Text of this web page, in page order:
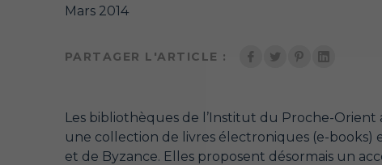
Mars 2014
PARTAGER L'ARTICLE :
Les bibliothèques de l’Institut du Proche-
une collection de livres électroniques (e-books)
et de Byzance. Elles proposent désormais un